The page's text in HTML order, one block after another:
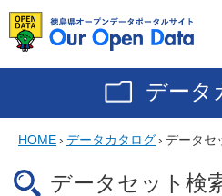
データ
HOME› データカタログ› データセ
データセット検